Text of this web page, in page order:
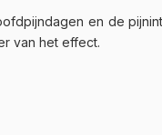
en de
van het effect.